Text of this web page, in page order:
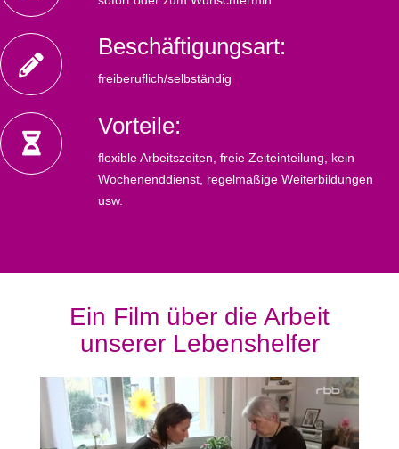
Beschäftigungsart:
freiberuflich/selbständig
Vorteile:
flexible Arbeitszeiten, freie Zeiteinteilung, kein
Wochenenddienst, regelmäßige Weiterbildungen
usw.
Ein Film über die Arbeit
unserer Lebenshelfer